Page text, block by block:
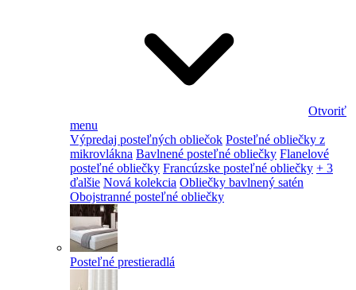
Otvoriť
menu
Výpredaj posteľných obliečok Posteľné obliečky z
mikrovlákna Bavlnené posteľné obliečky Flanelové
posteľné obliečky Francúzske posteľné obliečky + 3
ďalšie Nová kolekcia Obliečky bavlnený satén
Obojstranné posteľné obliečky
Posteľné prestieradlá